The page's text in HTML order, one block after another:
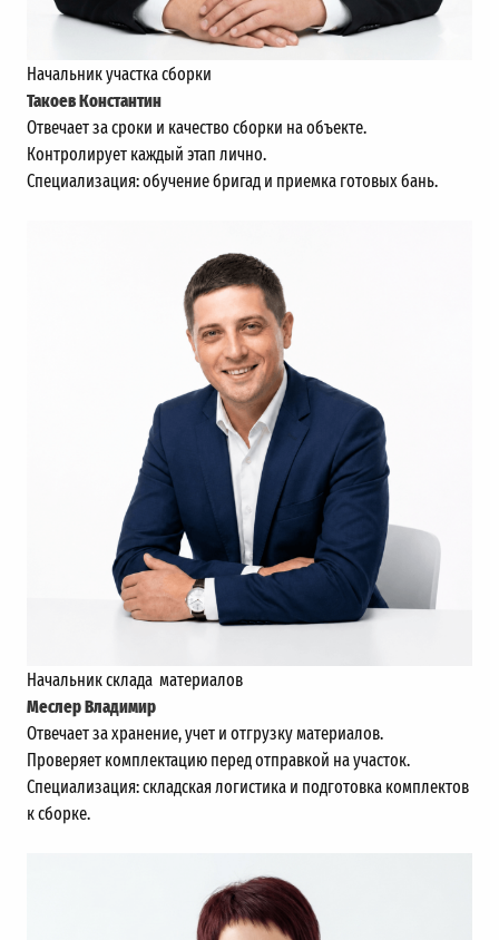
Начальник участка сборки
Такоев Константин
Отвечает за сроки и качество сборки на объекте.
Контролирует каждый этап лично.
Специализация: обучение бригад и приемка готовых бань.
Начальник склада материалов
Меслер Владимир
Отвечает за хранение, учет и отгрузку материалов.
Проверяет комплектацию перед отправкой на участок.
Специализация: складская логистика и подготовка комплектов
к сборке.